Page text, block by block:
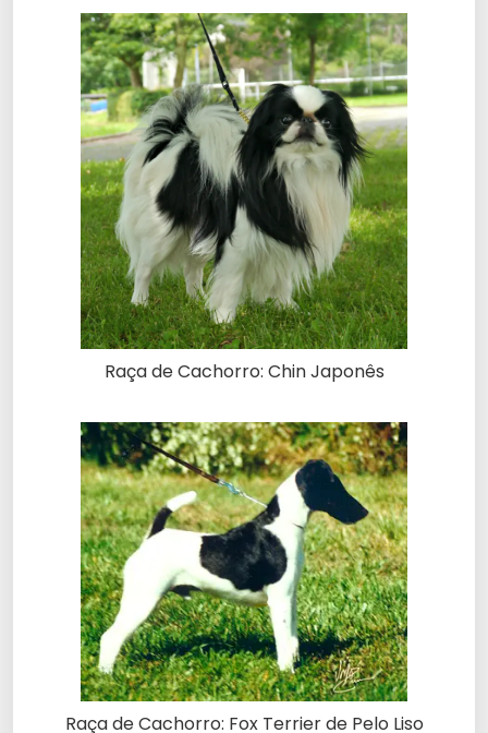
Raça de Cachorro: Chin Japonês
Raça de Cachorro: Fox Terrier de Pelo Liso